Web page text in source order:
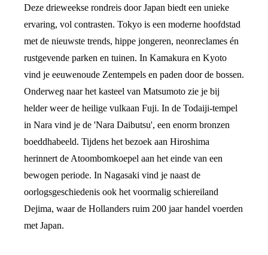
Deze drieweekse rondreis door Japan biedt een unieke
ervaring, vol contrasten. Tokyo is een moderne hoofdstad
met de nieuwste trends, hippe jongeren, neonreclames én
rustgevende parken en tuinen. In Kamakura en Kyoto
vind je eeuwenoude Zentempels en paden door de bossen.
Onderweg naar het kasteel van Matsumoto zie je bij
helder weer de heilige vulkaan Fuji. In de Todaiji-tempel
in Nara vind je de 'Nara Daibutsu', een enorm bronzen
boeddhabeeld. Tijdens het bezoek aan Hiroshima
herinnert de Atoombomkoepel aan het einde van een
bewogen periode. In Nagasaki vind je naast de
oorlogsgeschiedenis ook het voormalig schiereiland
Dejima, waar de Hollanders ruim 200 jaar handel voerden
met Japan.